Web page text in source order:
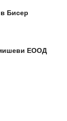
Бисер
ЕООД